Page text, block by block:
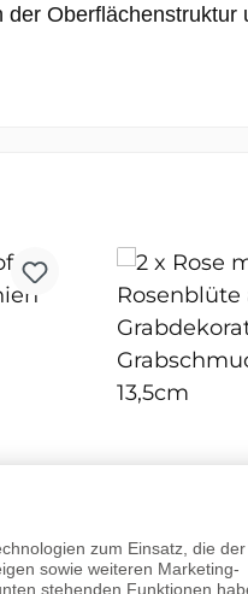
2 x Rose